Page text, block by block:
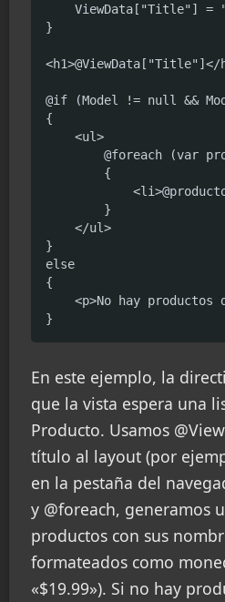
ViewData["Title"] =
}
<h1>@ViewData["Title"]</
@if (Model != null &&
{
    <ul>
@foreach (var
        {
        }
    </ul>
}
else
{
<p>No hay productos
}
En este ejemplo, la
que la vista espera una
Producto. Usamos
título al layout (por
en la pestaña del
y @foreach, generamos
productos con sus
formateados como
«$19.99»). Si no hay